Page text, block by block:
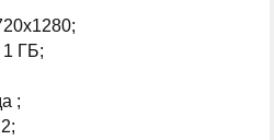
1 ГБ;
;